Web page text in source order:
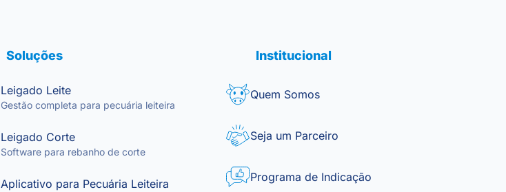
Soluções
Leigado Leite
Gestão completa para pecuária leiteira
Leigado Corte
Software para rebanho de corte
Aplicativo para Pecuária Leiteira
Institucional
Quem Somos
Seja um Parceiro
Programa de Indicação